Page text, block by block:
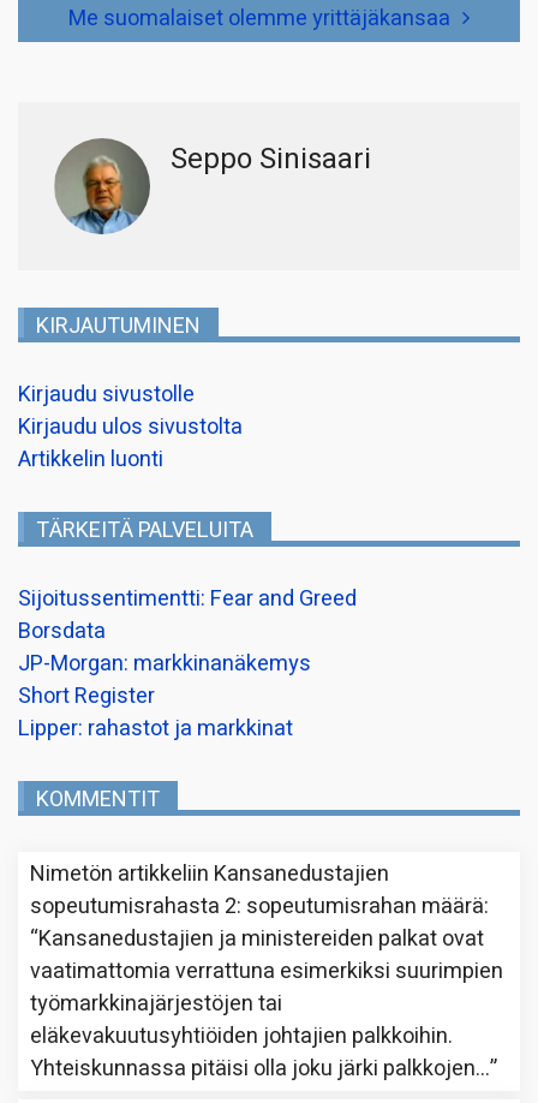
Me suomalaiset olemme yrittäjäkansaa
Seppo Sinisaari
KIRJAUTUMINEN
Kirjaudu sivustolle
Kirjaudu ulos sivustolta
Artikkelin luonti
TÄRKEITÄ PALVELUITA
Sijoitussentimentti: Fear and Greed
Borsdata
JP-Morgan: markkinanäkemys
Short Register
Lipper: rahastot ja markkinat
KOMMENTIT
Nimetön artikkeliin Kansanedustajien
sopeutumisrahasta 2: sopeutumisrahan määrä:
“Kansanedustajien ja ministereiden palkat ovat
vaatimattomia verrattuna esimerkiksi suurimpien
työmarkkinajärjestöjen tai
eläkevakuutusyhtiöiden johtajien palkkoihin.
Yhteiskunnassa pitäisi olla joku järki palkkojen…”